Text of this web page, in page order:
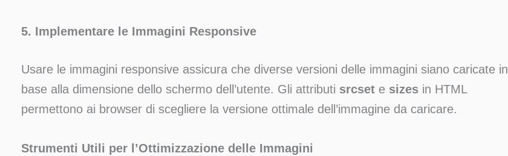
5. Implementare le Immagini Responsive
Usare le immagini responsive assicura che diverse versioni delle immagini siano caricate in
base alla dimensione dello schermo dell’utente. Gli attributi srcset e sizes in HTML
permettono ai browser di scegliere la versione ottimale dell’immagine da caricare.
Strumenti Utili per l’Ottimizzazione delle Immagini